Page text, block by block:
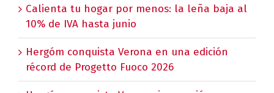
Calienta tu hogar por menos: la leña baja al
10% de IVA hasta junio
Hergóm conquista Verona en una edición
récord de Progetto Fuoco 2026